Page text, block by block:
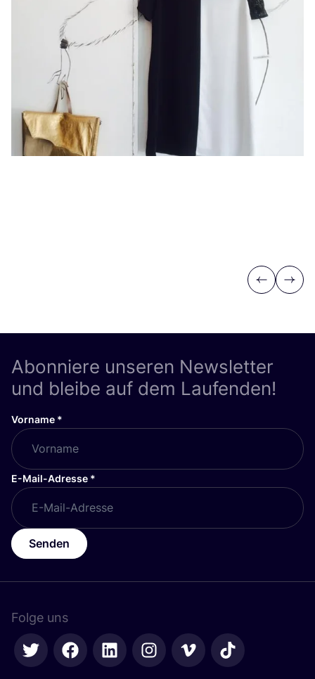
Previous
Next
Abonniere unseren Newsletter
und bleibe auf dem Laufenden!
Vorname *
E-Mail-Adresse *
Senden
Folge uns